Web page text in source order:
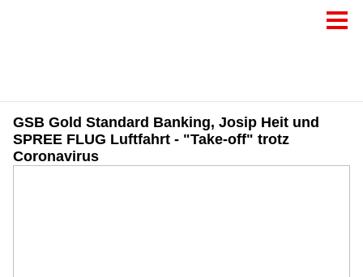
GSB Gold Standard Banking, Josip Heit und
SPREE FLUG Luftfahrt - "Take-off" trotz
Coronavirus